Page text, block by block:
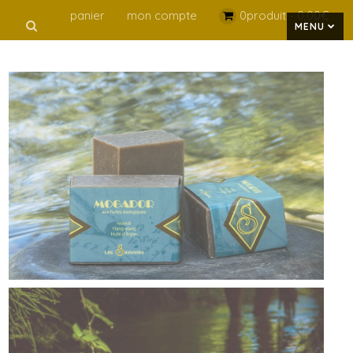
panier mon compte 0produit -0,00€
MENU